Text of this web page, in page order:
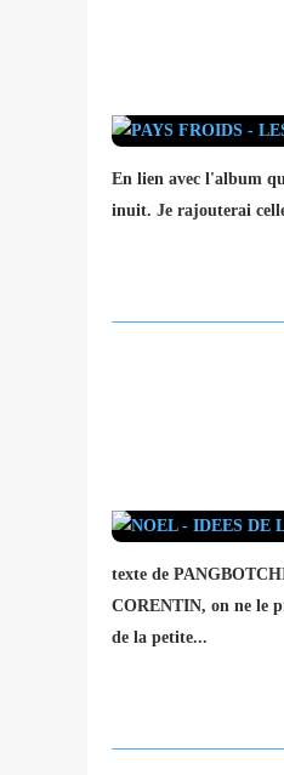
En lien avec l'album
inuit. Je rajouterai
texte de
CORENTIN, on ne le
de la petite...